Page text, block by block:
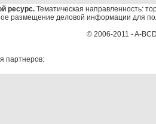
ресурс. Тематическая направленность:
размещение деловой информации для
© 2006-2011 - A-
партнеров: